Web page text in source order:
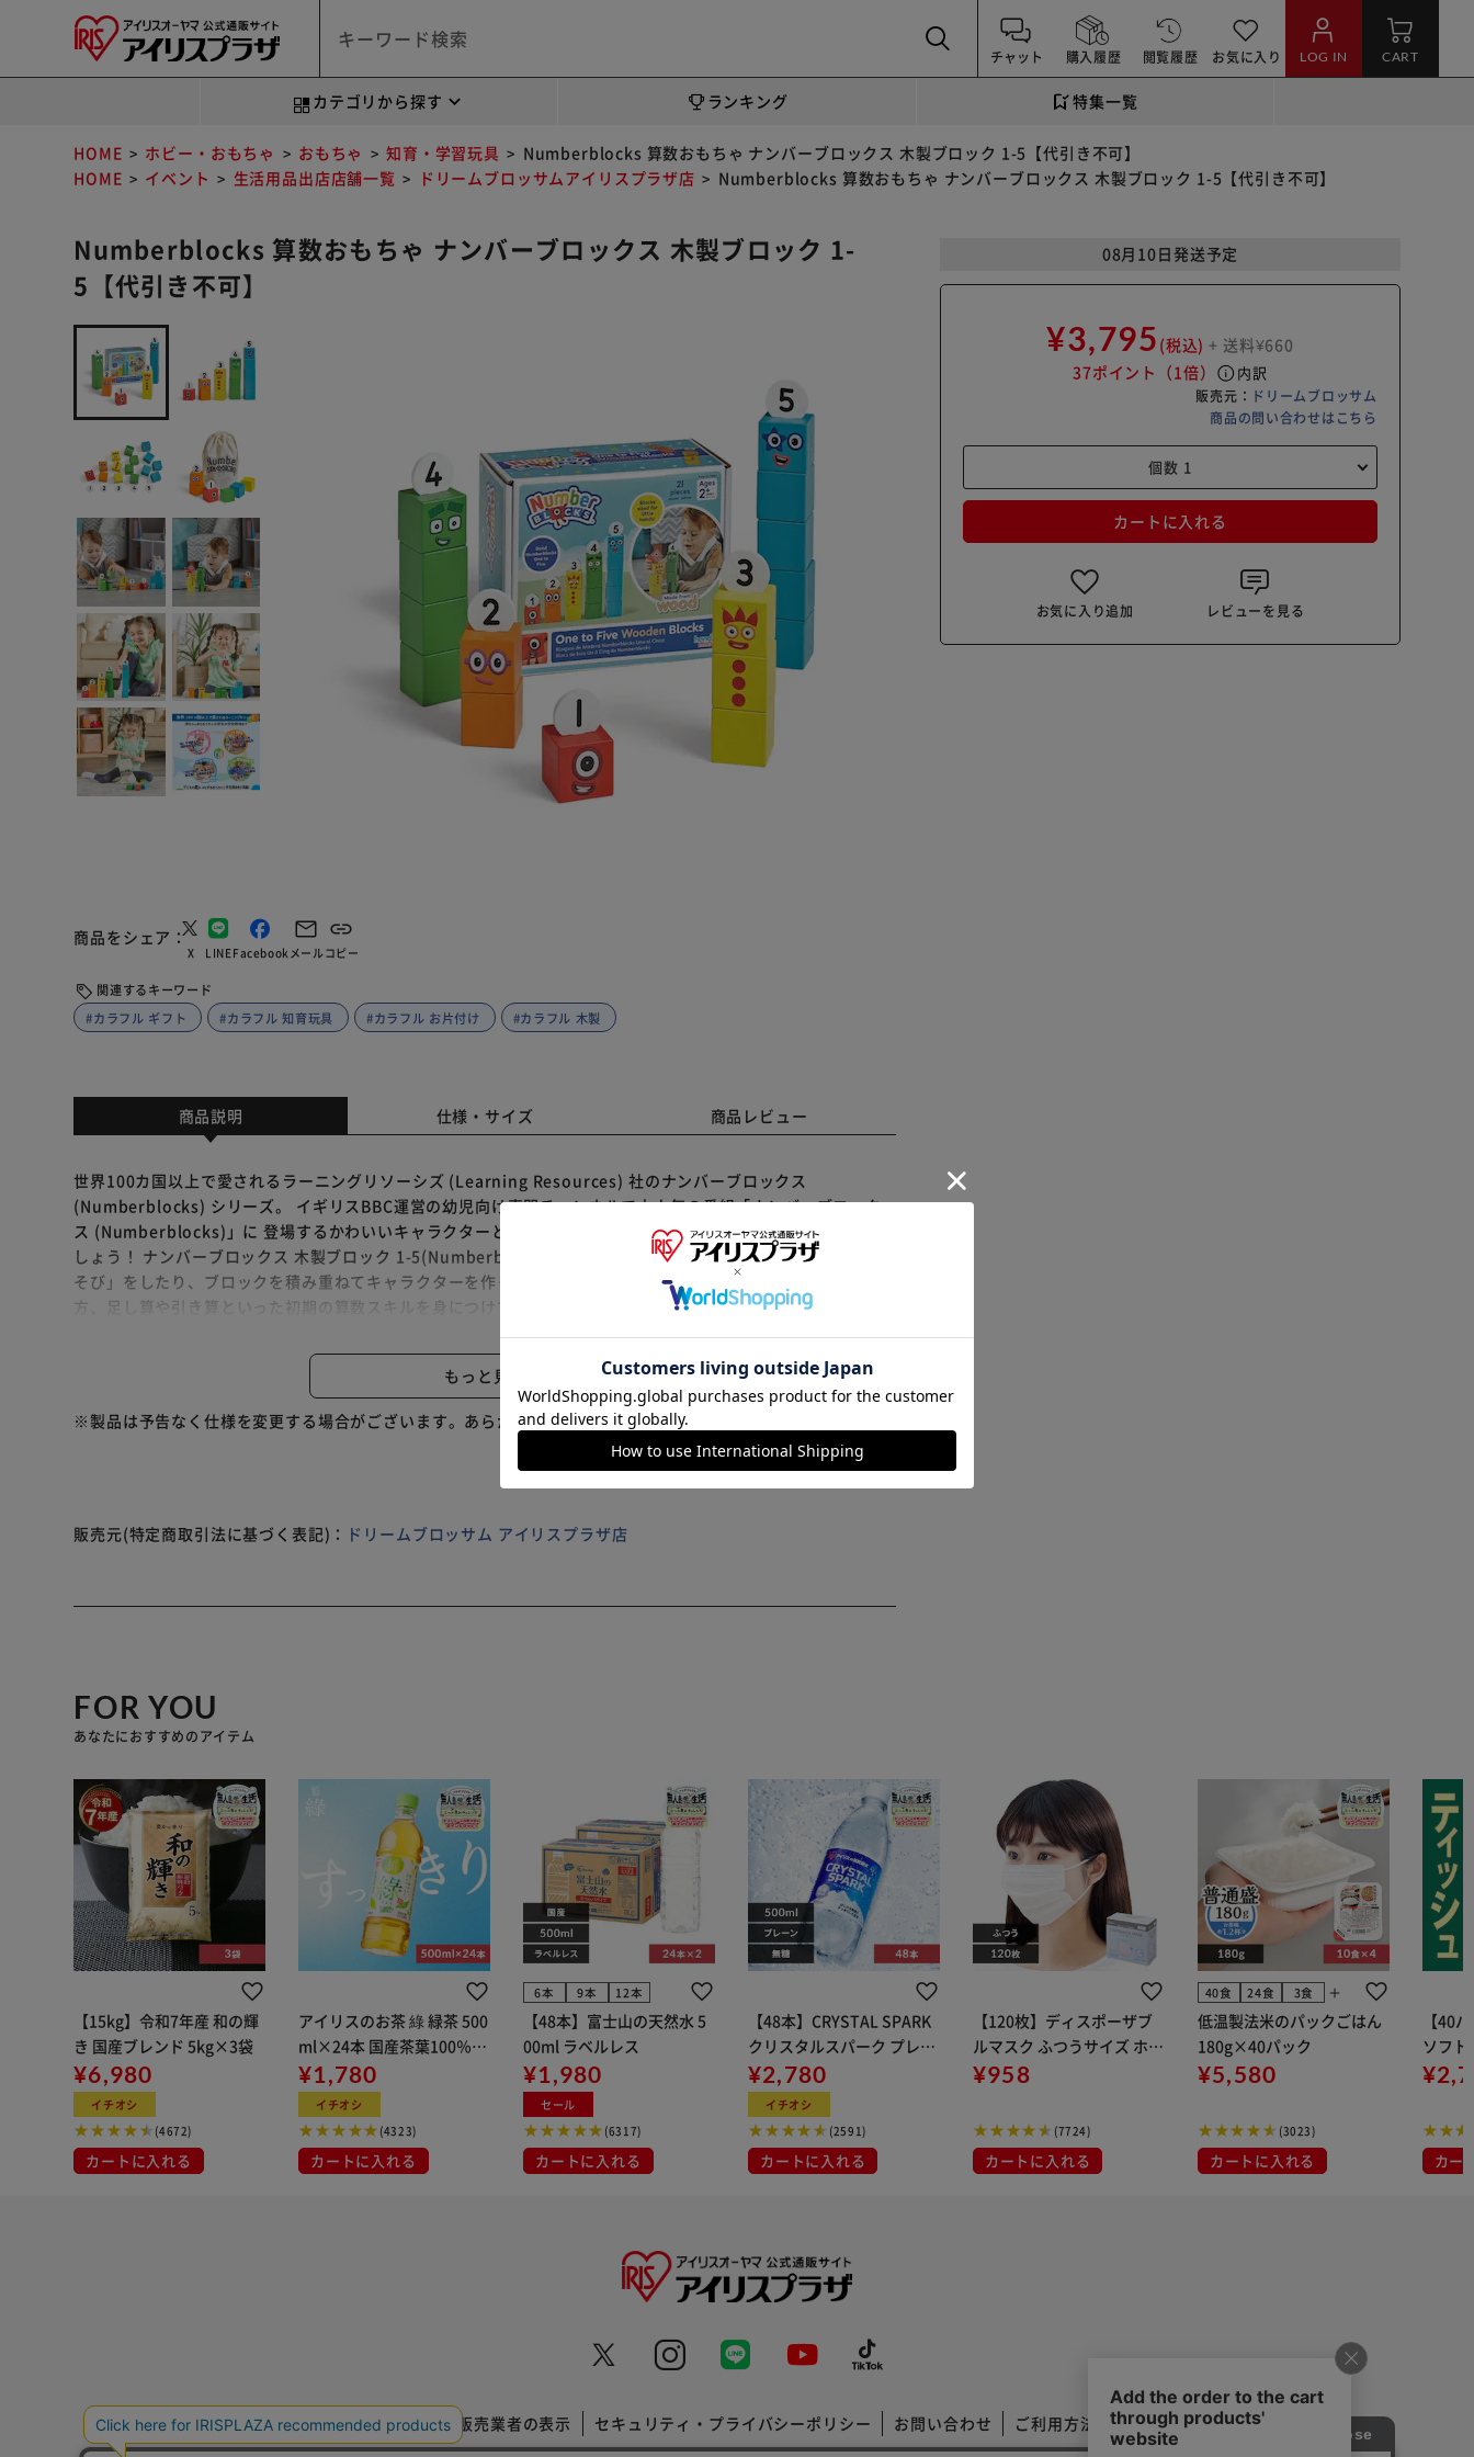
チャット 購入履歴 閲覧履歴 お気に入り LOG IN CART
カテゴリから探す ランキング 特集一覧
HOME ホビー・おもちゃ おもちゃ 知育・学習玩具
Numberblocks 算数おもちゃ ナンバーブロックス 木製ブロック 1-5【代引き不可】
HOME
イベント 生活用品出店店舗一覧 ドリームブロッサムアイリスプラザ店 Numberblocks 算数おもちゃ ナンバーブロックス 木製ブロック 1-5【代引き不可】
Numberblocks 算数おもちゃ ナンバーブロックス 木製ブロック 1-
5【代引き不可】
商品をシェア
X LINEFacebook メールコピー
関連するキーワード
#カラフル ギフト
#カラフル 知育玩具 #カラフル お片付け #カラフル 木製
08月10日発送予定
¥3,795 (税込) + 送料¥660
37ポイント （1倍） info 内訳
販売元： ドリームブロッサム
商品の問い合わせはこちら
カートに入れる
お気に入り追加 レビューを見る
商品説明 仕様・サイズ 商品レビュー
世界100カ国以上で愛されるラーニングリソーシズ (Learning Resources) 社のナンバーブロックス
(Numberblocks) シリーズ。 イギリスBBC運営の幼児向け専門チャンネルで大人気の番組「ナンバーブロック
ス (Numberblocks)」に 登場するかわいいキャラクターと一緒にカラフルな木製ブロックで数遊びを楽しみま
しょう！ ナンバーブロックス 木製ブロック 1-5(Numberblocks One to Five Wooden Blocks)で 「つみきあ
そび」をしたり、ブロックを積み重ねてキャラクターを作ったり、 数を数えたりしながら、数字の識別や数え
方、足し算や引き算といった初期の算数スキルを身につけていきます。 ブロックの積み重ね方を変えて様々なポ
ーズのキャラクターを作ることで、指先を上手に使う力や、見たものに合わせて手を動かす力も育まれます。 最
後にナンバーリングをブロックに挿し込んだら完成です！ 手になじむ木のぬくもりとシンプルな構造の木製ブロ
ックで楽しく遊んだ後は自分でお片付け。 付属の巾着袋にブロックをしまってお片付け習慣も身に付けさせてあ
げましょう。 巾着袋はお出かけにも便利です。 ブロックサイズ : 約 幅 4cm角 日本語遊び方ガイドがダウンロー
ドできるQRコード付き ※ パッケージの写真やイラストと実際の商品は改良等により色や仕様が異なる場合がご
ざいます。 【セット内容】 木製ブロック 15個 (赤 x 1、オレンジ x 2、黄 x 3、緑 x 4、青 x 5) 木製ナンバーリン
グ 5個 巾着袋 1枚 外国語遊び方ガイド (日本語遊び方ガイドはダウンロード版です。）
もっと見る
※製品は予告なく仕様を変更する場合がございます。あらかじめご了承ください。
販売元(特定商取引法に基づく表記)： ドリームブロッサム アイリスプラザ店
FOR YOU
あなたにおすすめのアイテム
【15kg】令和7年産 和の輝
き 国産ブレンド 5kg×3袋
¥6,980
イチオシ
(4672)
カートに入れる
アイリスのお茶 綠 緑茶 500
ml×24本 国産茶葉100％使
用
¥1,780
イチオシ
(4323)
カートに入れる
6本 9本 12本
【48本】富士山の天然水 5
00ml ラベルレス
¥1,980
セール
(6317)
カートに入れる
【48本】CRYSTAL SPARK
クリスタルスパーク プレー
ン 500ml
¥2,780
イチオシ
(2591)
カートに入れる
【120枚】ディスポーザブ
ルマスク ふつうサイズ ホワ
イト 大容量 DISPOSABLE
布
¥958
(7724)
カートに入れる
40食 24食 3食 add
低温製法米のパックごはん
180g×40パック
¥5,580
(3023)
カートに入れる
【40
ソフ
組) 5
カー
特定商取引法に基づく通信販売業者の表示 セキュリティ・プライバシーポリシー お問い合わせ ご利用方法 ご利用規約
※ご確認ください